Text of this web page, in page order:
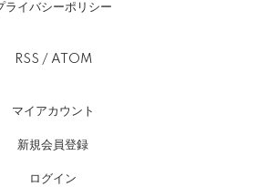
ライバシーポリシー
RSS / ATOM
マイアカウント
新規会員登録
ログイン